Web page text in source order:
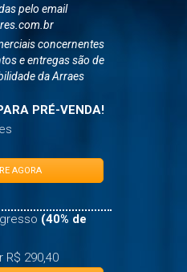
especial
pelo email
concernentes
e entregas são de
PRÉ-VENDA!
AGORA
(40% de